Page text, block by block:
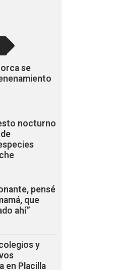
se
nocturno
pensé
que
ahí”
y
en Placilla